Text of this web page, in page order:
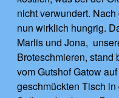
nicht verwundert.
nun wirklich hungrig.
Marlis und Jona,
Broteschmieren, stand
vom Gutshof Gatow
geschmückten Tisch in